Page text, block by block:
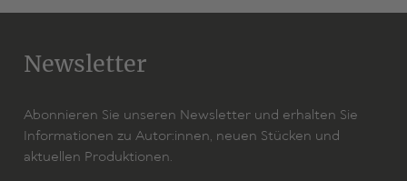
Newsletter
Abonnieren Sie unseren Newsletter und erhalten Sie
Informationen zu Autor:innen, neuen Stücken und
aktuellen Produktionen.